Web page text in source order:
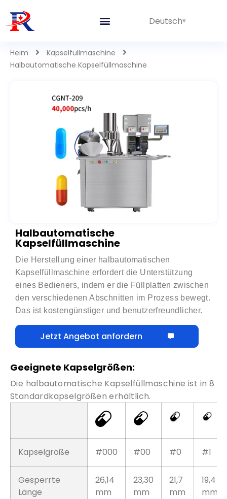
Deutsch
Heim
Kapselfüllmaschine
Halbautomatische Kapselfüllmaschine
Halbautomatische
Kapselfüllmaschine
Die Herstellung einer halbautomatischen
Kapselfüllmaschine erfordert die Unterstützung
eines Bedieners, indem er die Füllplatten zwischen
den verschiedenen Abschnitten im Prozess bewegt.
Das ist kostengünstiger und benutzerfreundlicher.
Jetzt Angebot anfordern
Geeignete Kapselgrößen:
Die halbautomatische Kapselfüllmaschine ist in 8
Standardkapselgrößen erhältlich.
Kapselgröße #000 #00 #0 #1
Gesperrte
Länge
26,14
mm
23,30
mm
21,7
mm
19,4
mm